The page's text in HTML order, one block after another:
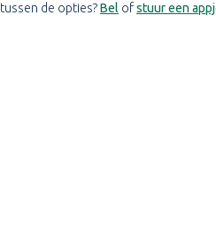
de opties?Bel ofstuur een